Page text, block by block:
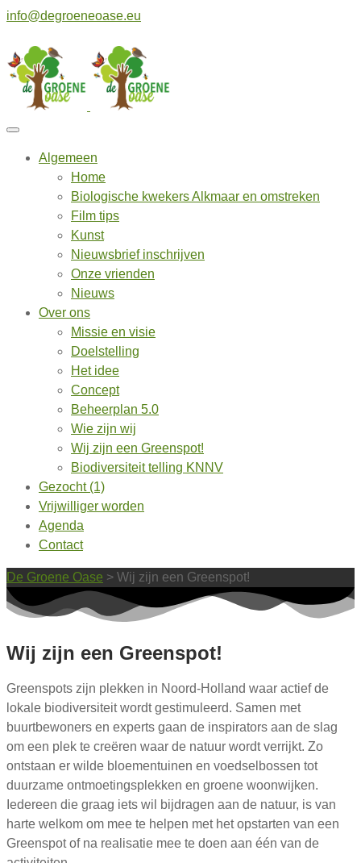
info@degroeneoase.eu
Algemeen
Home
Biologische kwekers Alkmaar en omstreken
Film tips
Kunst
Nieuwsbrief inschrijven
Onze vrienden
Nieuws
Over ons
Missie en visie
Doelstelling
Het idee
Concept
Beheerplan 5.0
Wie zijn wij
Wij zijn een Greenspot!
Biodiversiteit telling KNNV
Gezocht (1)
Vrijwilliger worden
Agenda
Contact
De Groene Oase > Wij zijn een Greenspot!
Wij zijn een Greenspot!
Greenspots zijn plekken in Noord-Holland waar actief de
lokale biodiversiteit wordt gestimuleerd. Samen met
buurtbewoners en experts gaan de inspirators aan de slag
om een plek te creëren waar de natuur wordt verrijkt. Zo
ontstaan er wilde bloementuinen en voedselbossen tot
duurzame ontmoetingsplekken en groene woonwijken.
Iedereen die graag iets wil bijdragen aan de natuur, is van
harte welkom om mee te helpen met het opstarten van een
Greenspot of na realisatie mee te doen aan één van de